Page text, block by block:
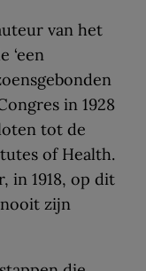
van het
‘een
in 1928
tot de
of Health.
in 1918, op dit
zijn